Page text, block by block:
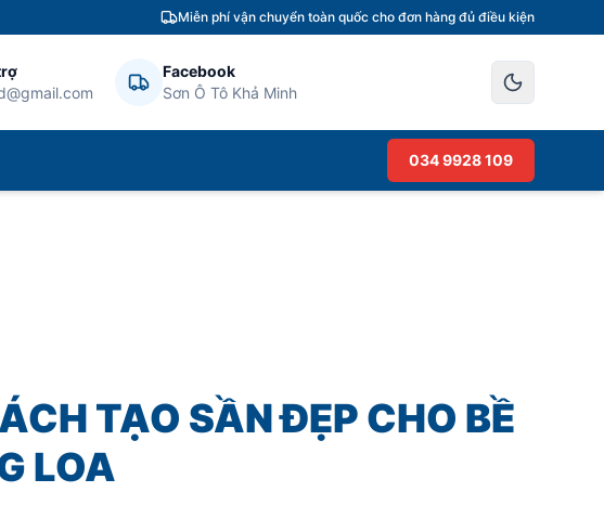
Miễn phí vận chuyển toàn quốc cho đơn hàng đủ điều kiện
Facebook
Sơn Ô Tô Khả Minh
034 9928 109
TẠO SẦN ĐẸP CHO BỀ
LOA